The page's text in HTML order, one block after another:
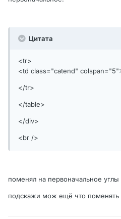
Цитата
<tr>
<td class="catend"
</tr>
</table>
</div>
<br />
поменял на первоначальное углы
подскажи мож ещё что поменять